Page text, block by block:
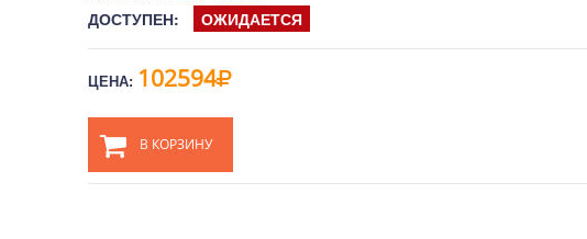
ДОСТУПЕН:
ОЖИДАЕТСЯ
ЦЕНА: 102594
В КОРЗИНУ